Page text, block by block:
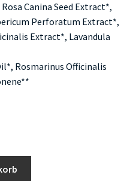
Canina Seed Extract*,
Perforatum Extract*,
Extract*, Lavandula
Rosmarinus Officinalis